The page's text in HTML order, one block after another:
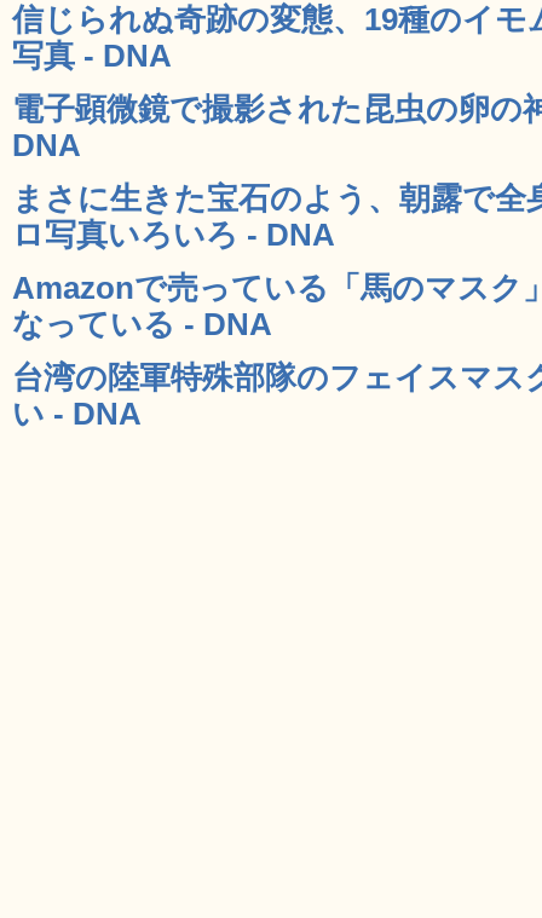
信じられぬ奇跡の変態、19種のイ
写真 - DNA
電子顕微鏡で撮影された昆虫の卵の
DNA
まさに生きた宝石のよう、朝露で
ロ写真いろいろ - DNA
Amazonで売っている「馬のマスク
なっている - DNA
台湾の陸軍特殊部隊のフェイスマス
い - DNA